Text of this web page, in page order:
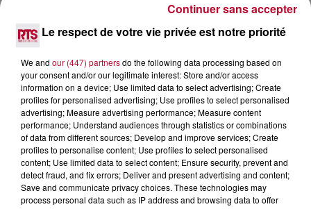
L'actu RTS dans le Sud Voir plus
Le respect de votre vie privée est notre priorité
We and our (447) partnersdo the following data processing based on
your consent and/or our legitimate interest: Store and/or access
information on a device; Use limited data to select advertising; Create
profiles for personalised advertising; Use profiles to select personalised
advertising; Measure advertising performance; Measure content
performance; Understand audiences through statistics or combinations
of data from different sources; Develop and improve services; Create
profiles to personalise content; Use profiles to select personalised
content; Use limited data to select content; Ensure security, prevent and
detect fraud, and fix errors; Deliver and present advertising and content;
Save and communicate privacy choices. These technologies may
process personal data such as IP address and browsing data to offer
Continuer sans accepter